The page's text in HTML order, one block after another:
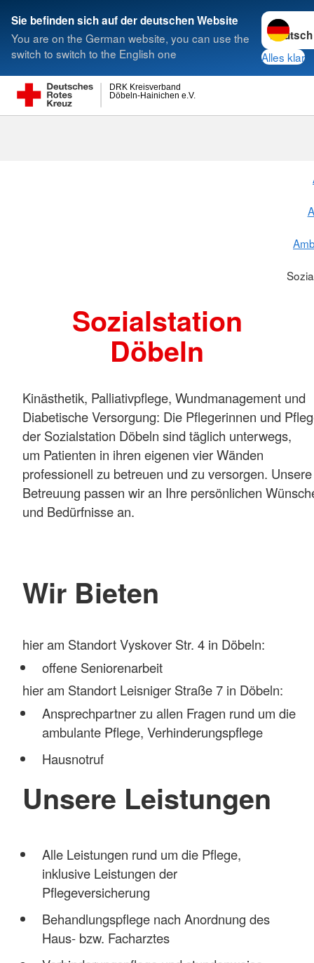
Sie befinden sich auf der deutschen Website
You are on the German website, you can use the
switch to switch to the English one
Sprache
Alles klar
Döbeln-Hainichen e.V.
DRK Kreisverband
Suche
Sozialstation
Döbeln
Kinästhetik, Palliativpflege, Wundmanagement und
Diabetische Versorgung: Die Pflegerinnen und
der Sozialstation Döbeln sind täglich unterwegs,
um Patienten in ihren eigenen vier Wänden
professionell zu betreuen und zu versorgen. Unsere
Betreuung passen wir an Ihre persönlichen
und Bedürfnisse an.
Wir Bieten
hier am Standort Vyskover Str. 4 in Döbeln:
offene Seniorenarbeit
hier am Standort Leisniger Straße 7 in Döbeln:
Ansprechpartner zu allen Fragen rund um die
ambulante Pflege, Verhinderungspflege
Hausnotruf
Unsere Leistungen
Alle Leistungen rund um die Pflege,
inklusive Leistungen der
Pflegeversicherung
Behandlungspflege nach Anordnung des
Haus- bzw. Facharztes